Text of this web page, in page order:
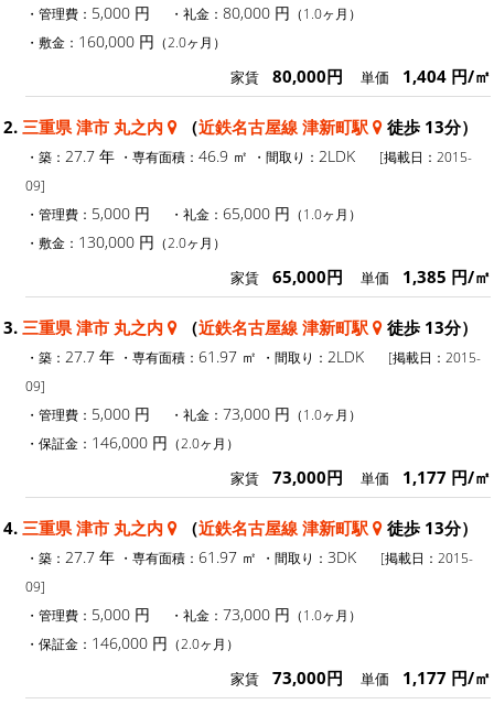
・管理費： 5,000 円 ・礼金： 80,000 円 （1.0ヶ月）
・敷金： 160,000 円 （2.0ヶ月）
家賃 80,000円 単価 1,404 円/㎡
2. 三重県 津市 丸之内 （近鉄名古屋線 津新町駅 徒歩 13分）
・築： 27.7 年 ・専有面積： 46.9 ㎡ ・間取り： 2LDK
[掲載日：2015-
09]
・管理費： 5,000 円 ・礼金： 65,000 円 （1.0ヶ月）
・敷金： 130,000 円 （2.0ヶ月）
家賃 65,000円 単価 1,385 円/㎡
3. 三重県 津市 丸之内 （近鉄名古屋線 津新町駅 徒歩 13分）
・築： 27.7 年 ・専有面積： 61.97 ㎡ ・間取り： 2LDK
[掲載日：2015-
09]
・管理費： 5,000 円 ・礼金： 73,000 円 （1.0ヶ月）
・保証金： 146,000 円 （2.0ヶ月）
家賃 73,000円 単価 1,177 円/㎡
4. 三重県 津市 丸之内 （近鉄名古屋線 津新町駅 徒歩 13分）
・築： 27.7 年 ・専有面積： 61.97 ㎡ ・間取り： 3DK
[掲載日：2015-
09]
・管理費： 5,000 円 ・礼金： 73,000 円 （1.0ヶ月）
・保証金： 146,000 円 （2.0ヶ月）
家賃 73,000円 単価 1,177 円/㎡